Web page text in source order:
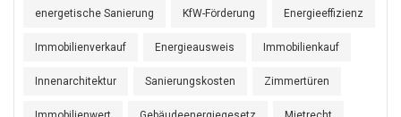
energetische Sanierung KfW-Förderung Energieeffizienz
Immobilienverkauf Energieausweis Immobilienkauf
Innenarchitektur Sanierungskosten Zimmertüren